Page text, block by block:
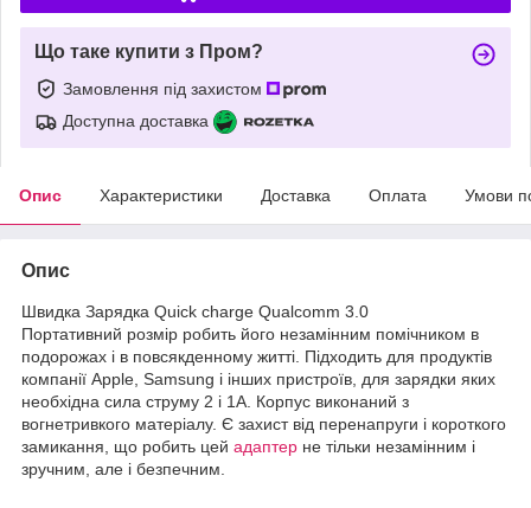
Що таке купити з Пром?
Замовлення під захистом
Доступна доставка
Опис Характеристики Доставка Оплата Умови
Опис
Швидка Зарядка Quick charge Qualcomm 3.0
Портативний розмір робить його незамінним помічником в
подорожах і в повсякденному житті. Підходить для продуктів
компанії Apple, Samsung і інших пристроїв, для зарядки яких
необхідна сила струму 2 і 1A. Корпус виконаний з
вогнетривкого матеріалу. Є захист від перенапруги і короткого
замикання, що робить цей адаптер не тільки незамінним і
зручним, але і безпечним.